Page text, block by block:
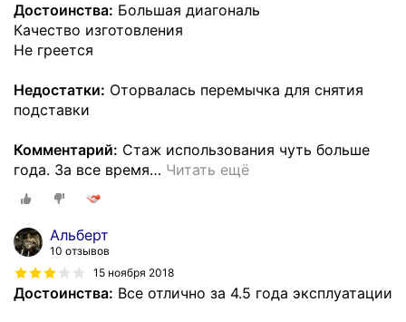
Достоинства: Большая диагональ
Качество изготовления
Не греется
Недостатки: Оторвалась перемычка для снятия
подставки
Комментарий: Стаж использования чуть больше
года. За все время… Читать ещё
Альберт
10 отзывов
15 ноября 2018
Достоинства: Все отлично за 4.5 года эксплуатации